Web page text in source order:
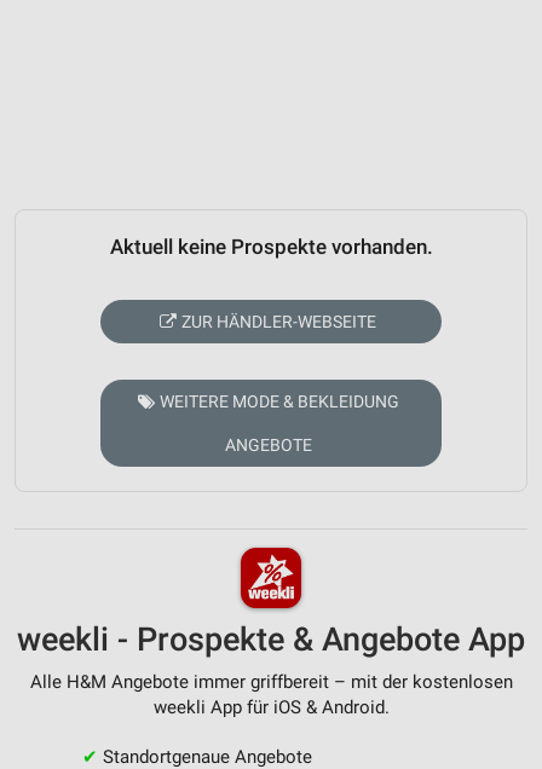
Aktuell keine Prospekte vorhanden.
ZUR HÄNDLER-WEBSEITE
WEITERE MODE & BEKLEIDUNG
ANGEBOTE
weekli - Prospekte & Angebote App
Alle H&M Angebote immer griffbereit – mit der kostenlosen
weekli App für iOS & Android.
✔ Standortgenaue Angebote